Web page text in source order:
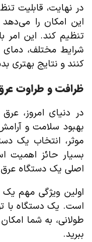
در نهایت، قابلیت
این امکان را می‌دهد
تنظیم کند. این امر
شرایط مختلف، دمای
کنند و نتایج بهتری
ظرافت و طراوت
در دنیای امروز،
بهبود سلامت و
موثر، انتخاب یک
بسیار حائز اهمیت
اصلی یک دستگاه عرق
اولین ویژگی مهم یک
است. یک دستگاه با
طولانی، به شما
ببرید.